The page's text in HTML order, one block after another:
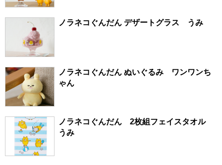
ノラネコぐんだん デザートグラス うみ
ノラネコぐんだん ぬいぐるみ ワンワンち
ゃん
ノラネコぐんだん 2枚組フェイスタオル
うみ